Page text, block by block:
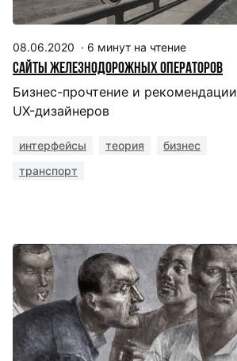
08.06.2020 · 6 минут на чтение
Сайты железнодорожных операторов
Бизнес-прочтение и рекомендации
UX-дизайнеров
интерфейсы теория
бизнес
транспорт